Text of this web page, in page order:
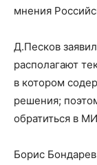
мнения
Д.Песков
располагают
в котором
решения;
обратиться в
Борис